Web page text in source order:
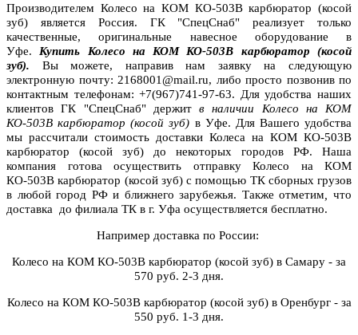
Производителем Колесо на КОМ КО-503В карбюратор (косой
зуб)
является Россия. ГК "СпецСнаб" реализует только
качественные, оригинальные навесное оборудование в
Уфе. Купить Колесо на КОМ КО-503В карбюратор (косой
зуб). Вы можете, направив нам заявку на следующую
электронную почту: 2168001@mail.ru, либо просто позвонив по
контактным телефонам: +7(967)741-97-63. Для удобства наших
клиентов ГК "СпецСнаб" держит в наличии Колесо на КОМ
КО-503В карбюратор (косой зуб) в Уфе. Для Вашего удобства
мы рассчитали стоимость доставки Колеса на КОМ КО-503В
карбюратор (косой зуб) до некоторых городов РФ. Наша
компания готова осуществить отправку Колесо на КОМ
КО-503В карбюратор (косой зуб) с помощью ТК сборных грузов
в любой город РФ и ближнего зарубежья. Также отметим
что
доставка
до филиала ТК в г. Уфа осуществляется бесплатно.
Например доставка по России:
Колесо на КОМ КО-503В карбюратор (косой зуб) в Самару - за
570 руб. 2-3 дня.
Колесо на КОМ КО-503В карбюратор (косой зуб) в Оренбург - за
550 руб. 1-3 дня.